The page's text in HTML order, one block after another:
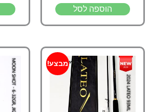
הוספה לסל
מבצע!